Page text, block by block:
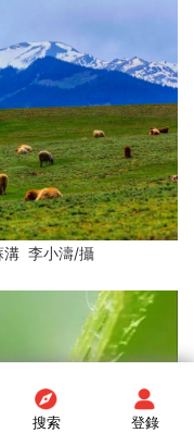
溝 李小濤/攝
搜索 登錄